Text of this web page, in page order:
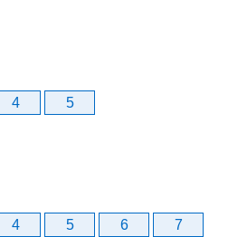
4 5
4 5 6 7